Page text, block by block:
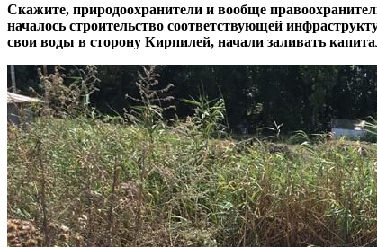
Скажите, природоохранители и вообще
началось строительство соответствующей
свои воды в сторону Кирпилей, начали заливать